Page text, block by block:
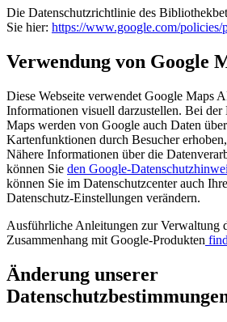
Die Datenschutzrichtlinie des
Sie hier: https://www.google.com/policies/
Verwendung von Google
Diese Webseite verwendet Google Maps
Informationen visuell darzustellen. Bei
Maps werden von Google auch Daten
Kartenfunktionen durch Besucher
Nähere Informationen über die
können Sie den Google-
können Sie im Datenschutzcenter auch
Datenschutz-Einstellungen verändern.
Ausführliche Anleitungen zur Verwaltung
Zusammenhang mit Google-Produkten
Änderung unserer